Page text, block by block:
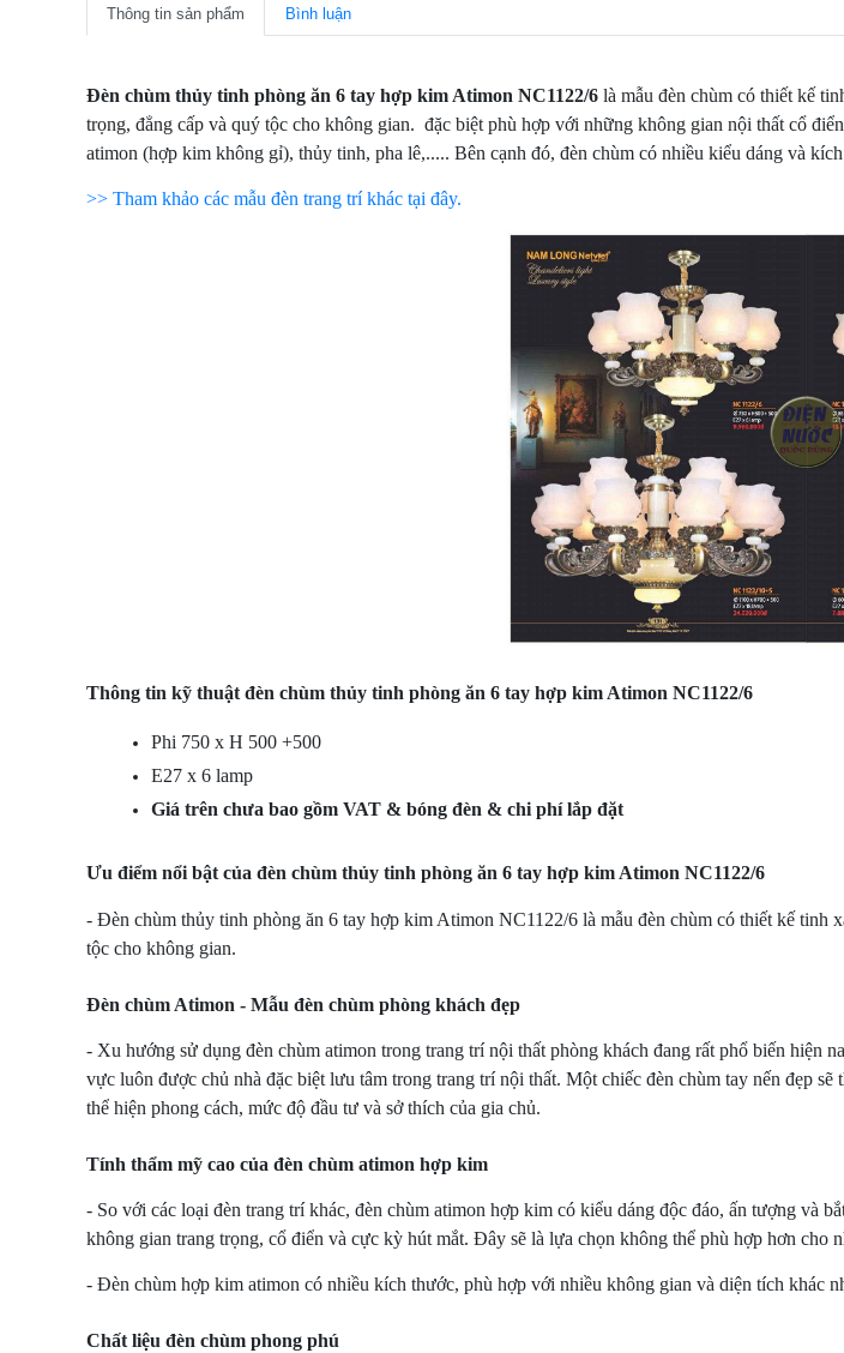
Thông tin sản phẩm Bình luận
Đèn chùm thủy tinh phòng ăn 6 tay hợp kim Atimon NC1122/6 là mẫu đèn chùm có thiết kế
trọng, đẳng cấp và quý tộc cho không gian. đặc biệt phù hợp với những không gian nội thất cổ
atimon (hợp kim không gỉ), thủy tinh, pha lê,..... Bên cạnh đó, đèn chùm có nhiều kiểu dáng và
>> Tham khảo các mẫu đèn trang trí khác tại đây.
Thông tin kỹ thuật đèn chùm thủy tinh phòng ăn 6 tay hợp kim Atimon NC1122/6
Phi 750 x H 500 +500
E27 x 6 lamp
Giá trên chưa bao gồm VAT & bóng đèn & chi phí lắp đặt
Ưu điểm nổi bật của đèn chùm thủy tinh phòng ăn 6 tay hợp kim Atimon NC1122/6
- Đèn chùm thủy tinh phòng ăn 6 tay hợp kim Atimon NC1122/6 là mẫu đèn chùm có thiết kế
tộc cho không gian.
Đèn chùm Atimon - Mẫu đèn chùm phòng khách đẹp
- Xu hướng sử dụng đèn chùm atimon trong trang trí nội thất phòng khách đang rất phổ biến hiện
vực luôn được chủ nhà đặc biệt lưu tâm trong trang trí nội thất. Một chiếc đèn chùm tay nến đẹp
thể hiện phong cách, mức độ đầu tư và sở thích của gia chủ.
Tính thẩm mỹ cao của đèn chùm atimon hợp kim
- So với các loại đèn trang trí khác, đèn chùm atimon hợp kim có kiểu dáng độc đáo, ấn tượng và
không gian trang trọng, cổ điển và cực kỳ hút mắt. Đây sẽ là lựa chọn không thể phù hợp hơn cho
- Đèn chùm hợp kim atimon có nhiều kích thước, phù hợp với nhiều không gian và diện tích khác
Chất liệu đèn chùm phong phú